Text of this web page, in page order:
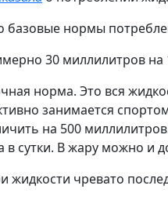
базовые нормы
30 миллилитров на
норма. Это вся
занимается
на 500
в сутки. В жару можно и
жидкости чревато